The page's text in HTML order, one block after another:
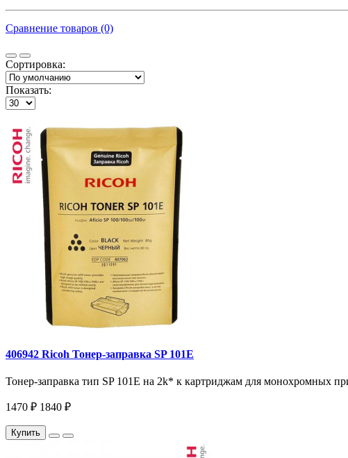
Сравнение товаров (0)
Сортировка:
Показать:
406942 Ricoh Тонер-заправка SP 101E
Тонер-заправка тип SP 101E на 2k* к картриджам для монохромных
1470 ₽ 1840 ₽
Купить